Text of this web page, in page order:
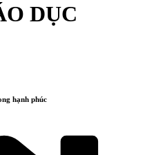
DỤC
hạnh phúc